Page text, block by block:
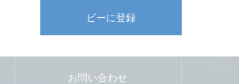
ビーに登録
お問い合わせ